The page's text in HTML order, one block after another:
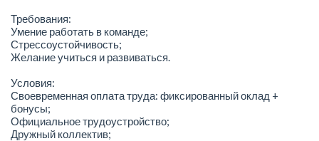
Требования:
Умение работать в команде;
Стрессоустойчивость;
Желание учиться и развиваться.
Условия:
Своевременная оплата труда: фиксированный оклад +
бонусы;
Официальное трудоустройство;
Дружный коллектив;